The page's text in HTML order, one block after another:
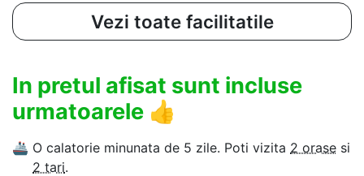
Vezi toate facilitatile
In pretul afisat sunt incluse
urmatoarele 👍
🚢 O calatorie minunata de 5 zile. Poti vizita 2 orase si
2 tari.